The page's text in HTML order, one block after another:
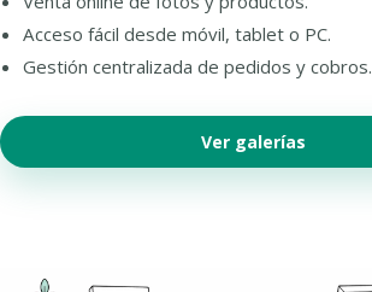
Acceso fácil desde móvil, tablet o PC.
Gestión centralizada de pedidos y cobros.
Ver galerías